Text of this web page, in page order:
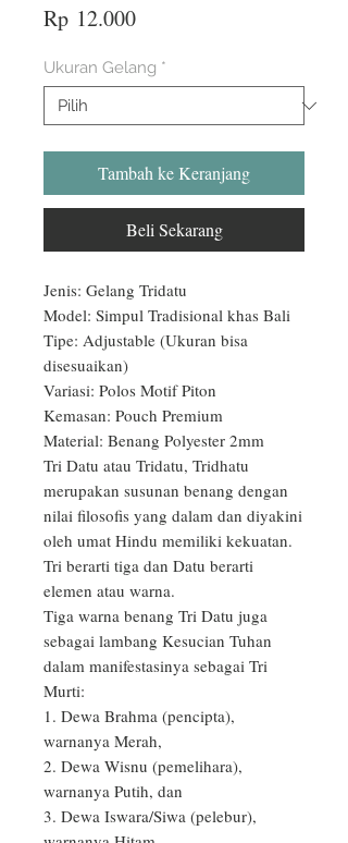
Rp 12.000Harga
Ukuran Gelang *
Tambah ke Keranjang
Beli Sekarang
Jenis: Gelang Tridatu
Model: Simpul Tradisional khas Bali
Tipe: Adjustable (Ukuran bisa
disesuaikan)
Variasi: Polos Motif Piton
Kemasan: Pouch Premium
Material: Benang Polyester 2mm
Tri Datu atau Tridatu, Tridhatu
merupakan susunan benang dengan
nilai filosofis yang dalam dan diyakini
oleh umat Hindu memiliki kekuatan.
Tri berarti tiga dan Datu berarti
elemen atau warna.
Tiga warna benang Tri Datu juga
sebagai lambang Kesucian Tuhan
dalam manifestasinya sebagai Tri
Murti:
1. Dewa Brahma (pencipta),
warnanya Merah,
2. Dewa Wisnu (pemelihara),
warnanya Putih, dan
3. Dewa Iswara/Siwa (pelebur),